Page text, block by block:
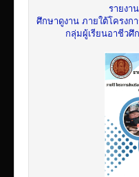
รายงา
ศึกษาดูงาน ภายใต้โครงก
กลุ่มผู้เรียนอาชีวศึ